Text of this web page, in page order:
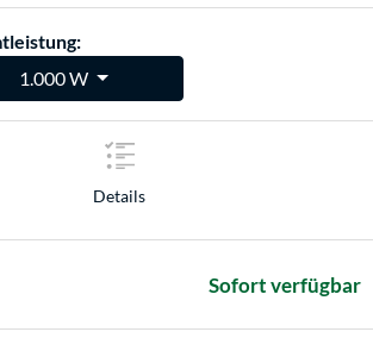
1.000 W
Details
Sofort verfügbar